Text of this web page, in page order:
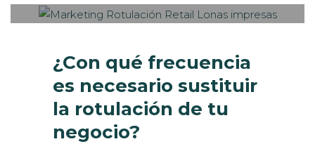
¿Con qué frecuencia
es necesario sustituir
la rotulación de tu
negocio?